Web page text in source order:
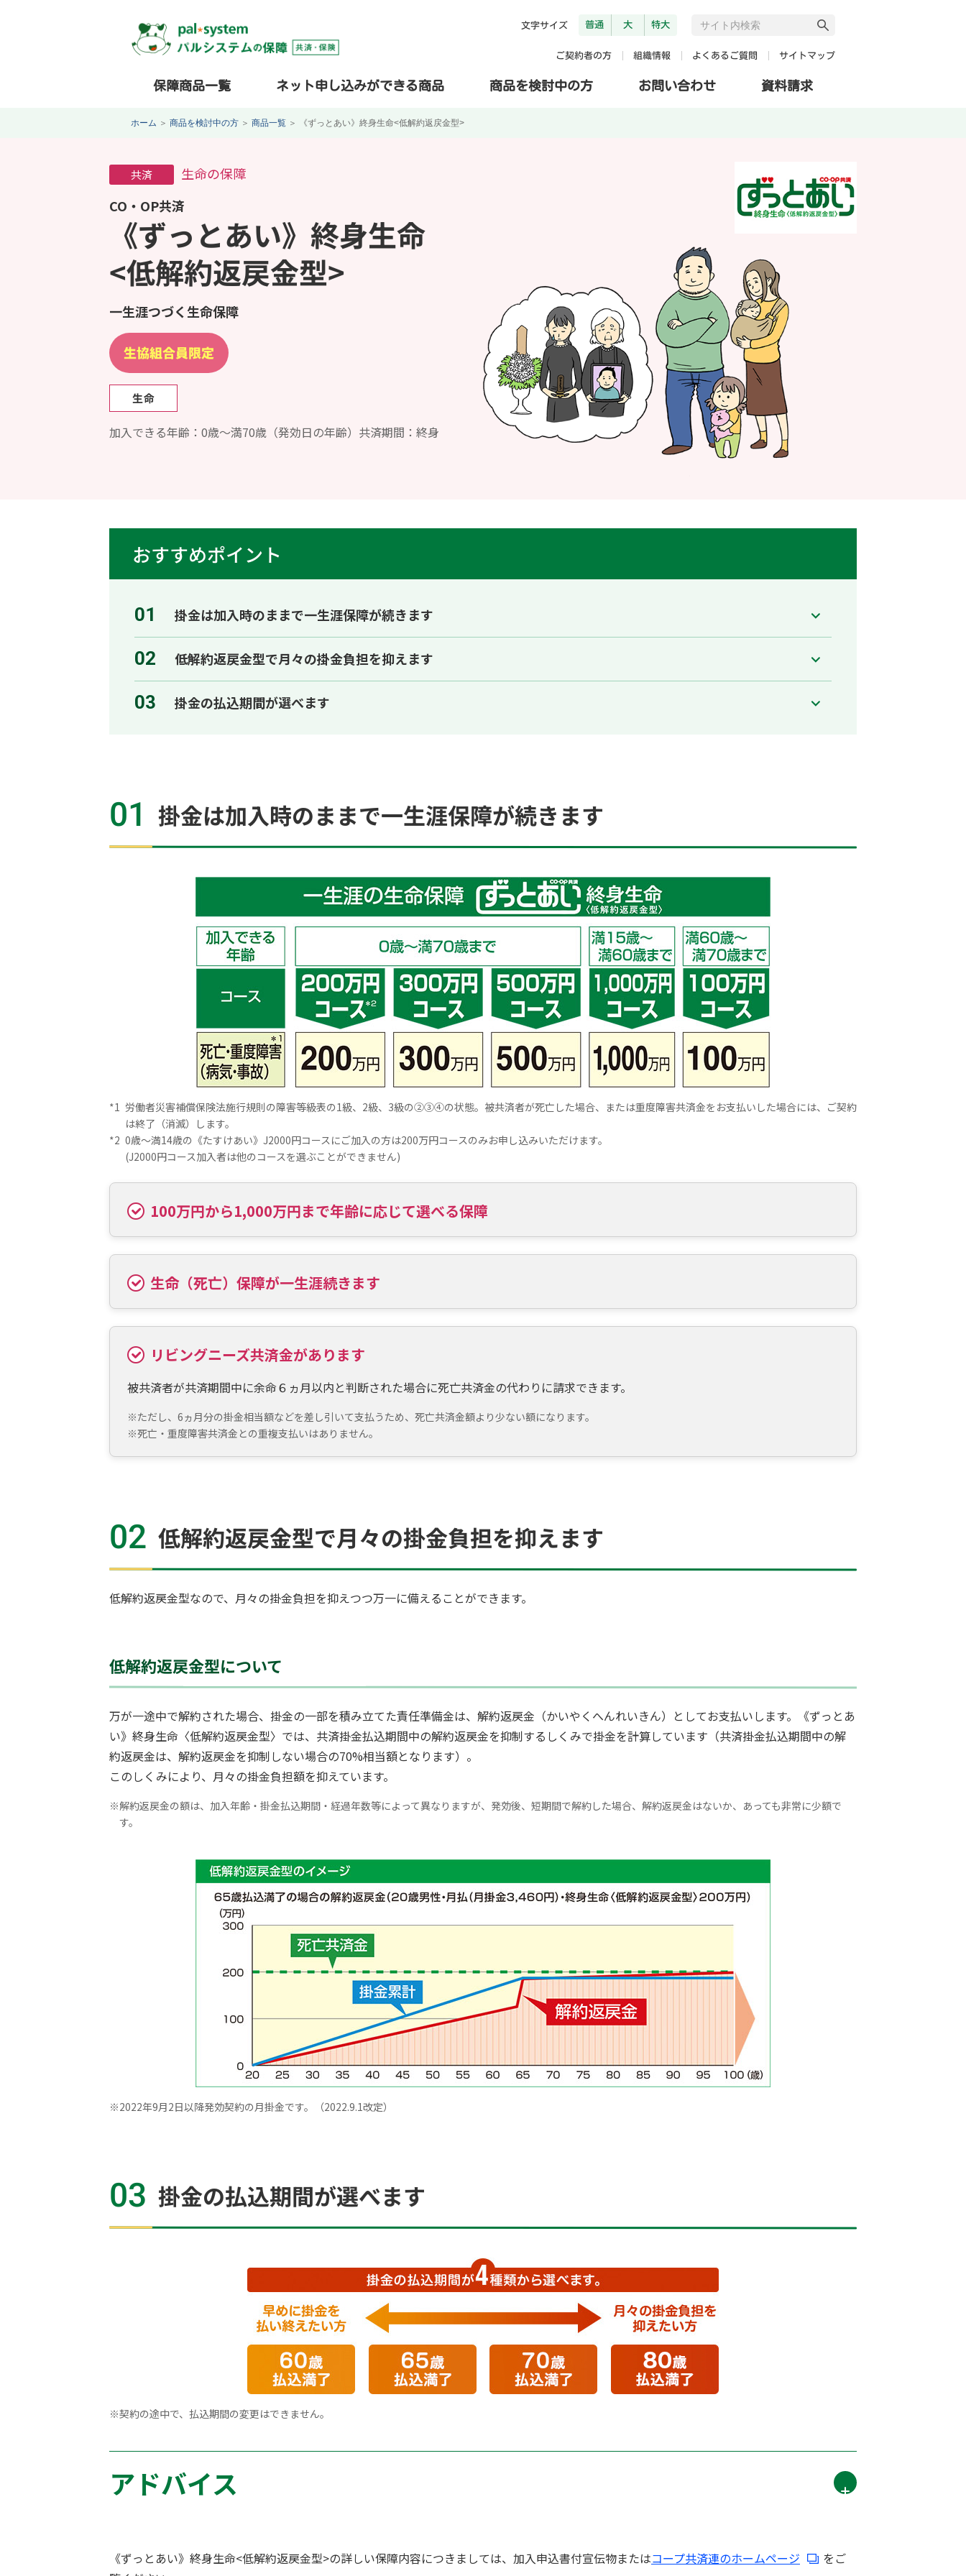
文字サイズ 普通 大 特大
ご契約者の方 組織情報 よくあるご質問 サイトマップ
保障商品一覧 ネット申し込みができる商品 商品を検討中の方 お問い合わせ 資料請求
ホーム ＞ 商品を検討中の方 ＞ 商品一覧 ＞ 《ずっとあい》終身生命<低解約返戻金型>
共済
生命の保障
CO・OP共済
《ずっとあい》終身生命
<低解約返戻金型>
一生涯つづく生命保障
加入できる年齢：0歳～満70歳（発効日の年齢）共済期間：終身
おすすめポイント
01 掛金は加入時のままで一生涯保障が続きます
02 低解約返戻金型で月々の掛金負担を抑えます
03 掛金の払込期間が選べます
01 掛金は加入時のままで一生涯保障が続きます
*
労働者災害補償保険法施行規則の障害等級表の1級、2級、3級の②③④の状態。被共済者が死亡した場合、または重度障害共済金をお支払いした場合には、ご契約
は終了（消滅）します。
*
0歳～満14歳の《たすけあい》J2000円コースにご加入の方は200万円コースのみお申し込みいただけます。
(J2000円コース加入者は他のコースを選ぶことができません)
100万円から1,000万円まで年齢に応じて選べる保障
生命（死亡）保障が一生涯続きます
リビングニーズ共済金があります
被共済者が共済期間中に余命６ヵ月以内と判断された場合に死亡共済金の代わりに請求できます。
※ただし、6ヵ月分の掛金相当額などを差し引いて支払うため、死亡共済金額より少ない額になります。
※死亡・重度障害共済金との重複支払いはありません。
02 低解約返戻金型で月々の掛金負担を抑えます
低解約返戻金型なので、月々の掛金負担を抑えつつ万一に備えることができます。
低解約返戻金型について
万が一途中で解約された場合、掛金の一部を積み立てた責任準備金は、解約返戻金（かいやくへんれいきん）としてお支払いします。《ずっとあ
い》終身生命〈低解約返戻金型〉では、共済掛金払込期間中の解約返戻金を抑制するしくみで掛金を計算しています（共済掛金払込期間中の解
約返戻金は、解約返戻金を抑制しない場合の70%相当額となります）。
このしくみにより、月々の掛金負担額を抑えています。
※解約返戻金の額は、加入年齢・掛金払込期間・経過年数等によって異なりますが、発効後、短期間で解約した場合、解約返戻金はないか、あっても非常に少額で
す。
※2022年9月2日以降発効契約の月掛金です。（2022.9.1改定）
03 掛金の払込期間が選べます
※契約の途中で、払込期間の変更はできません。
アドバイス
《ずっとあい》終身生命<低解約返戻金型>の詳しい保障内容につきましては、加入申込書付宣伝物またはコープ共済連のホームページ
をご